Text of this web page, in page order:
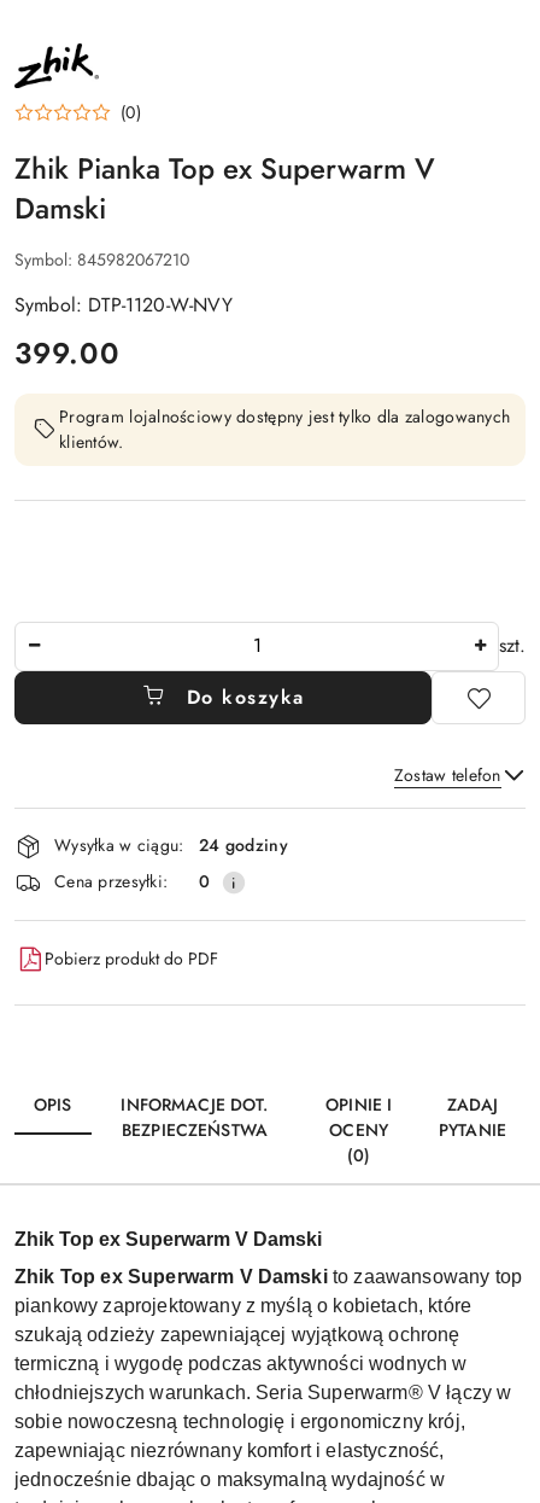
NAZWA
PRODUCENTA:
ZHIK
(0)
Zhik Pianka Top ex Superwarm V
Damski
Symbol: 845982067210
Symbol: DTP-1120-W-NVY
cena:
399.00
Program lojalnościowy dostępny jest tylko dla zalogowanych
klientów.
szt.
Do koszyka
Zostaw telefon
Wyślij
Dostępność
i
dostawa
Wysyłka w ciągu:
24 godziny
Cena przesyłki:
0
Pobierz produkt do PDF
OPIS
INFORMACJE DOT.
BEZPIECZEŃSTWA
OPINIE I
OCENY
(0)
ZADAJ
PYTANIE
Zhik Top ex Superwarm V Damski
Zhik Top ex Superwarm V Damskito zaawansowany top
piankowy zaprojektowany z myślą o kobietach, które
szukają odzieży zapewniającej wyjątkową ochronę
termiczną i wygodę podczas aktywności wodnych w
chłodniejszych warunkach. Seria Superwarm® V łączy w
sobie nowoczesną technologię i ergonomiczny krój,
zapewniając niezrównany komfort i elastyczność,
jednocześnie dbając o maksymalną wydajność w